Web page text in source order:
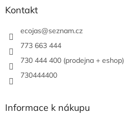
Kontakt
ecojas@seznam.cz
773 663 444
730 444 400 (prodejna + eshop)
730444400
Informace k nákupu